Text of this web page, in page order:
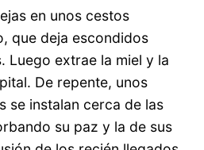
en unos cestos
que deja escondidos
Luego extrae la miel y la
De repente, unos
se instalan cerca de las
su paz y la de sus